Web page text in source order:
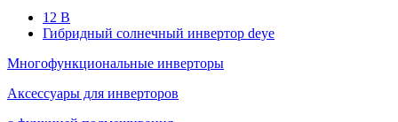
12 B
Гибридный солнечный инвертор deye
Многофункциональные инверторы
Аксессуары для инверторов